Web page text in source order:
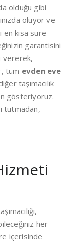
olduğu gibi
oluyor ve
en kısa süre
garantisini
vererek,
tüm evden eve
taşımacılık
gösteriyoruz.
tutmadan,
her
içerisinde